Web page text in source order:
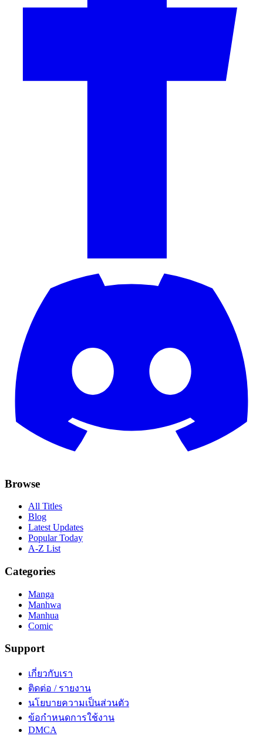
Browse
All Titles
Blog
Latest Updates
Popular Today
A-Z List
Categories
Manga
Manhwa
Manhua
Comic
Support
เกี่ยวกับเรา
ติดต่อ / รายงาน
นโยบายความเป็นส่วนตัว
ข้อกำหนดการใช้งาน
DMCA